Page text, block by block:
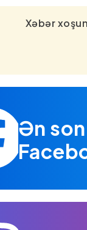
Xəbər
Ən